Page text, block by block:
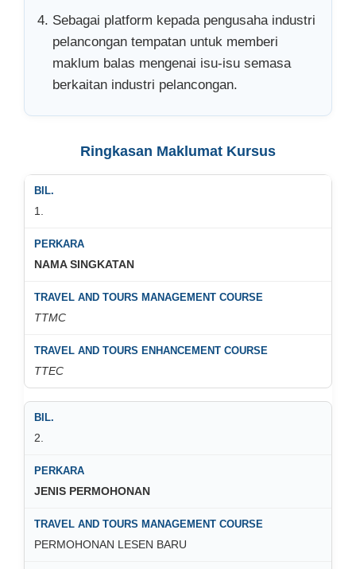
Sebagai platform kepada pengusaha industri
pelancongan tempatan untuk memberi
maklum balas mengenai isu-isu semasa
berkaitan industri pelancongan.
Ringkasan Maklumat Kursus
1.
NAMA SINGKATAN
TTMC
TTEC
2.
JENIS PERMOHONAN
PERMOHONAN LESEN BARU